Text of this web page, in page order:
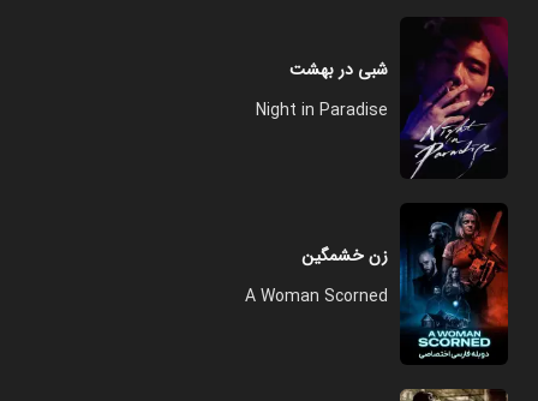
شبی در بهشت
Night in Paradise
زن خشمگین
A Woman Scorned